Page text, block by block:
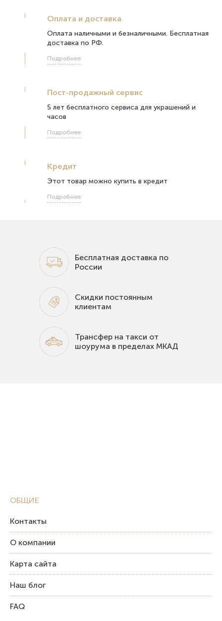
Оплата и доставка
Оплата наличными и безналичными. Бесплатная
доставка по РФ.
Подробнее
Пост-продажный сервис
5 лет бесплатного сервиса для украшений и
часов
Подробнее
Кредит
Этот товар можно купить в кредит
Подробнее
Бесплатная доставка по
России
Скидки постоянным
клиентам
Трансфер на такси от
шоурума в пределах МКАД
ОБЩИЕ
Контакты
О компании
Карта сайта
Наш блог
FAQ